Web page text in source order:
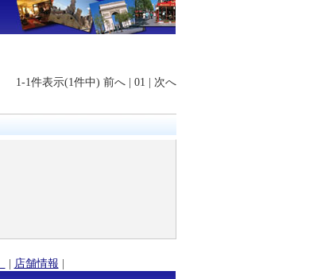
1-1件表示(1件中) 前へ | 01 | 次へ
| 店舗情報 |